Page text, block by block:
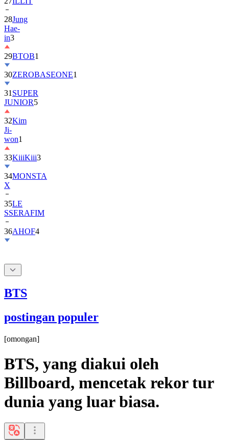
28Jung
Hae-
in3
29BTOB1
30ZEROBASEONE1
31 SUPER
JUNIOR5
32Kim
Ji-
won1
33KiiiKiii3
34MONSTA
X
35LE
SSERAFIM
36AHOF4
BTS
postingan populer
[omongan]
BTS, yang diakui oleh
Billboard, mencetak rekor tur
dunia yang luar biasa.